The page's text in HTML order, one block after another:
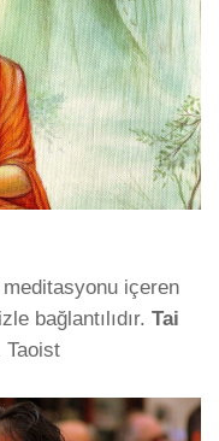
meditasyonu içeren
bağlantılıdır. Tai
Taoist